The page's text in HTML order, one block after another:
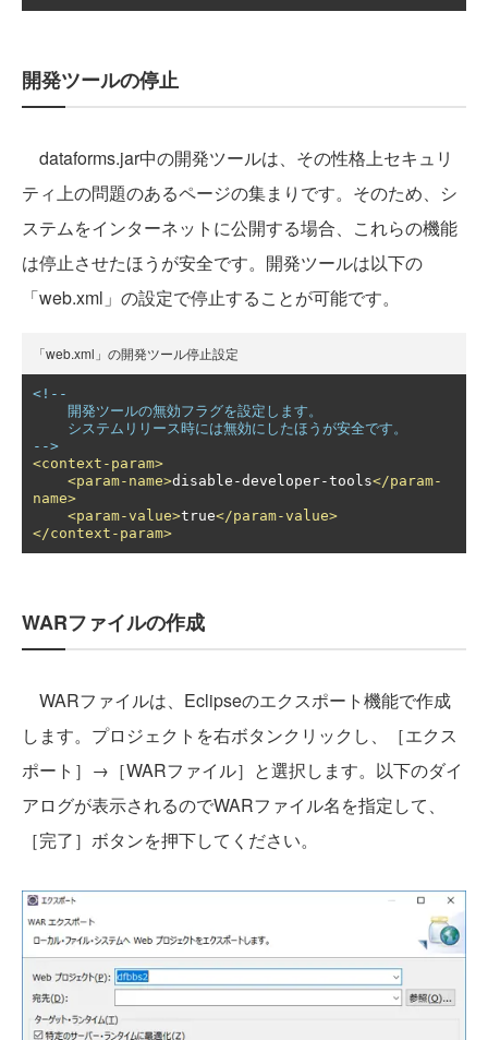
開発ツールの停止
dataforms.jar中の開発ツールは、その性格上セキュリ
ティ上の問題のあるページの集まりです。そのため、シ
ステムをインターネットに公開する場合、これらの機能
は停止させたほうが安全です。開発ツールは以下の
「web.xml」の設定で停止することが可能です。
「web.xml」の開発ツール停止設定
<!--
-->
<context-param>
<param-name>disable-developer-tools</param-
name>
<param-value>true</param-value>
</context-param>
WARファイルの作成
WARファイルは、Eclipseのエクスポート機能で作成
します。プロジェクトを右ボタンクリックし、［エクス
ポート］→［WARファイル］と選択します。以下のダイ
アログが表示されるのでWARファイル名を指定して、
［完了］ボタンを押下してください。